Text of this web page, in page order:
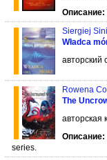
Описание:
Siergiej
Władca
авторский
Rowena
The
авторская
Описание:
series.